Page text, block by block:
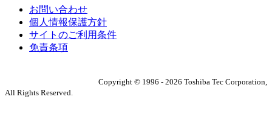
お問い合わせ
個人情報保護方針
サイトのご利用条件
免責条項
Copyright © 1996 - 2026 Toshiba Tec Corporation,
All Rights Reserved.